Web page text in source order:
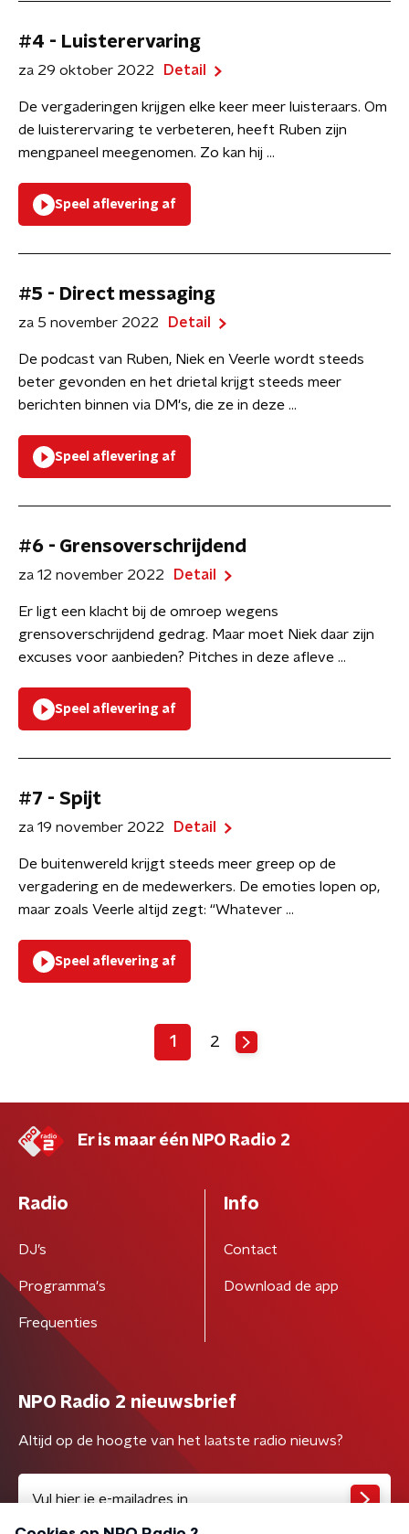
#4 - Luisterervaring
za 29 oktober 2022 Detail
De vergaderingen krijgen elke keer meer luisteraars. Om
de luisterervaring te verbeteren, heeft Ruben zijn
mengpaneel meegenomen. Zo kan hij ...
Speel aflevering af
#5 - Direct messaging
za 5 november 2022 Detail
De podcast van Ruben, Niek en Veerle wordt steeds
beter gevonden en het drietal krijgt steeds meer
berichten binnen via DM's, die ze in deze ...
Speel aflevering af
#6 - Grensoverschrijdend
za 12 november 2022 Detail
Er ligt een klacht bij de omroep wegens
grensoverschrijdend gedrag. Maar moet Niek daar zijn
excuses voor aanbieden? Pitches in deze afleve ...
Speel aflevering af
#7 - Spijt
za 19 november 2022 Detail
De buitenwereld krijgt steeds meer greep op de
vergadering en de medewerkers. De emoties lopen op,
maar zoals Veerle altijd zegt: “Whatever ...
Speel aflevering af
1 2
Er is maar één NPO Radio 2
Radio
DJ’s
Programma's
Frequenties
Info
Contact
Download de app
NPO Radio 2 nieuwsbrief
Altijd op de hoogte van het laatste radio nieuws?